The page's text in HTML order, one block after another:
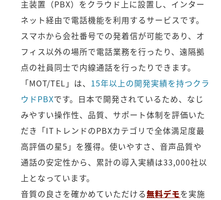
主装置（PBX）をクラウド上に設置し、インター
ネット経由で電話機能を利用するサービスです。
スマホから会社番号での発着信が可能であり、オ
フィス以外の場所で電話業務を行ったり、遠隔拠
点の社員同士で内線通話を行ったりできます。
「MOT/TEL」は、 15年以上の開発実績を持つクラ
ウドPBXです。日本で開発されているため、なじ
みやすい操作性、品質、サポート体制を評価いた
だき「ITトレンドのPBXカテゴリで全体満足度最
高評価の星5」を獲得。使いやすさ、音声品質や
通話の安定性から、累計の導入実績は33,000社以
上となっています。
音質の良さを確かめていただける無料デモを実施